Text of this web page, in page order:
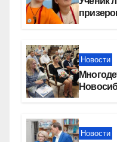
Новости
Новости